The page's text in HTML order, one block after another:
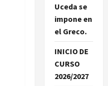
Uceda se
impone en
el Greco.
INICIO DE
CURSO
2026/2027